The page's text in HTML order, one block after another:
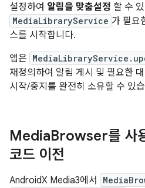
설정하여 알림을 맞춤설정 할 수
MediaLibraryService 가 필요
스를 시작합니다.
앱은
재정의하여 알림 게시 및 필요한
시작/중지를 완전히 소유할 수 있
MediaBrowser를 사
코드 이전
AndroidX Media3에서